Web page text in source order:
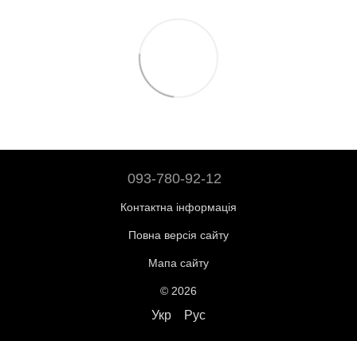
093-780-92-12
Контактна інформація
Повна версія сайту
Мапа сайту
© 2026
Укр Рус